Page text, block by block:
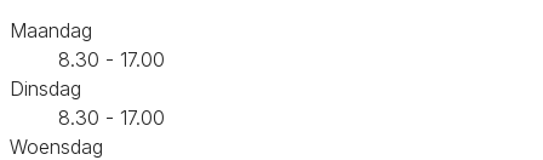
Maandag
8.30 - 17.00
Dinsdag
8.30 - 17.00
Woensdag